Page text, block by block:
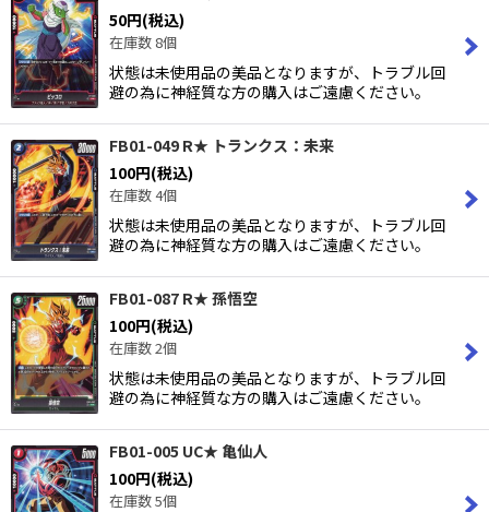
50円(税込)
在庫数 8個
状態は未使用品の美品となりますが、トラブル回
避の為に神経質な方の購入はご遠慮ください。
FB01-049 R★ トランクス：未来
100円(税込)
在庫数 4個
状態は未使用品の美品となりますが、トラブル回
避の為に神経質な方の購入はご遠慮ください。
FB01-087 R★ 孫悟空
100円(税込)
在庫数 2個
状態は未使用品の美品となりますが、トラブル回
避の為に神経質な方の購入はご遠慮ください。
FB01-005 UC★ 亀仙人
100円(税込)
在庫数 5個